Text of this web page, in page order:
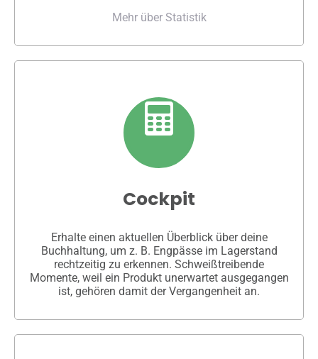
Mehr über Statistik
Cockpit
Erhalte einen aktuellen Überblick über deine
Buchhaltung, um z. B. Engpässe im Lagerstand
rechtzeitig zu erkennen. Schweißtreibende
Momente, weil ein Produkt unerwartet ausgegangen
ist, gehören damit der Vergangenheit an.